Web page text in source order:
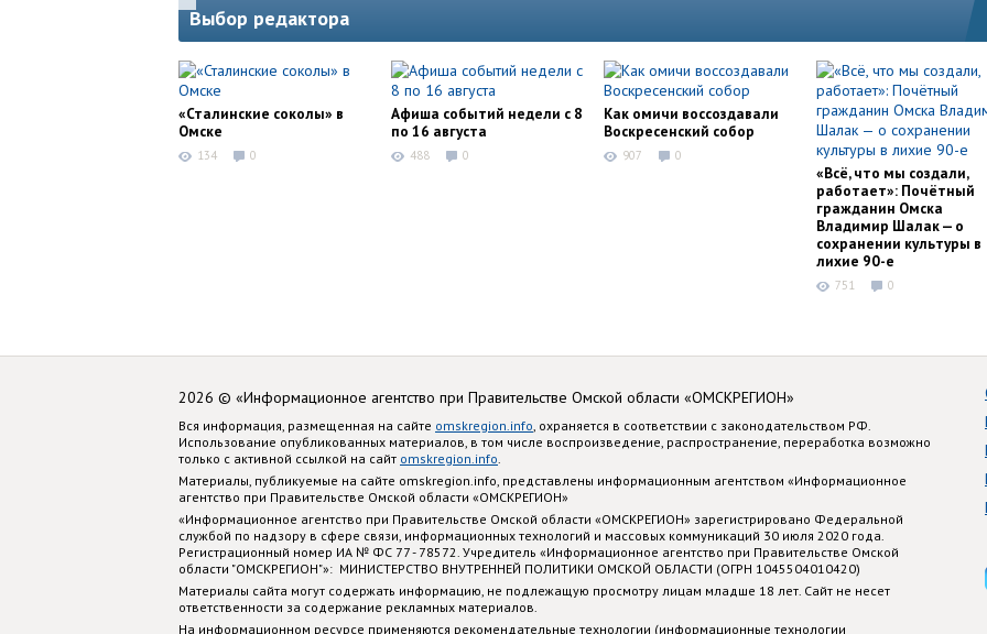
Выбор редактора
«Сталинские соколы» в
Омске
134 0
Афиша событий недели с 8
по 16 августа
488 0
Как омичи воссоздавали
Воскресенский собор
907 0
«Всё, что мы создали,
работает»: Почётный
гражданин Омска
Владимир Шалак — о
сохранении культуры в
лихие 90-е
751 0
2026 © «Информационное агентство при Правительстве Омской области «ОМСКРЕГИОН»
Вся информация, размещенная на сайте omskregion.info , охраняется в соответствии с законодательством РФ.
Использование опубликованных материалов, в том числе воспроизведение, распространение, переработка возможно
только с активной ссылкой на сайт omskregion.info
Материалы, публикуемые на сайте omskregion.info, представлены информационным агентством «Информационное
агентство при Правительстве Омской области «ОМСКРЕГИОН»
«Информационное агентство при Правительстве Омской области «ОМСКРЕГИОН» зарегистрировано Федеральной
службой по надзору в сфере связи, информационных технологий и массовых коммуникаций 30 июля 2020 года.
Регистрационный номер ИА № ФС 77 - 78572. Учредитель «Информационное агентство при Правительстве Омской
области "ОМСКРЕГИОН"»: МИНИСТЕРСТВО ВНУТРЕННЕЙ ПОЛИТИКИ ОМСКОЙ ОБЛАСТИ (ОГРН 1045504010420)
Материалы сайта могут содержать информацию, не подлежащую просмотру лицам младше 18 лет. Сайт не несет
ответственности за содержание рекламных материалов.
На информационном ресурсе применяются рекомендательные технологии (информационные технологии